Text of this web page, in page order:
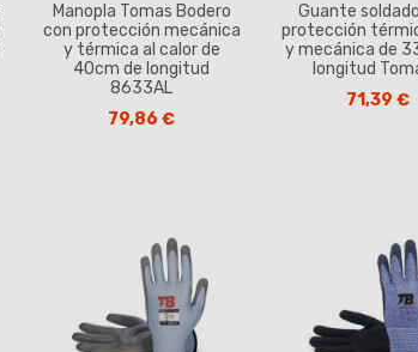
Manopla Tomas Bodero
con protección mecánica
y térmica al calor de
40cm de longitud
8633AL
79,86 €
Guante
protección
y mecánica de
longitud
71,39 €